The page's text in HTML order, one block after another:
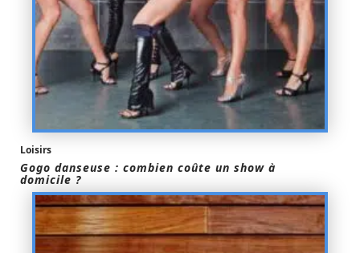
Loisirs
Gogo danseuse : combien coûte un show à
domicile ?